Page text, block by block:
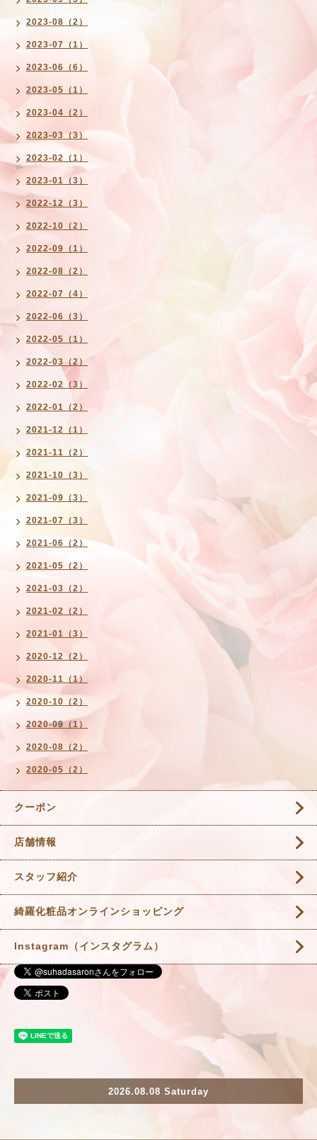
2023-08（2）
2023-07（1）
2023-06（6）
2023-05（1）
2023-04（2）
2023-03（3）
2023-02（1）
2023-01（3）
2022-12（3）
2022-10（2）
2022-09（1）
2022-08（2）
2022-07（4）
2022-06（3）
2022-05（1）
2022-03（2）
2022-02（3）
2022-01（2）
2021-12（1）
2021-11（2）
2021-10（3）
2021-09（3）
2021-07（3）
2021-06（2）
2021-05（2）
2021-03（2）
2021-02（2）
2021-01（3）
2020-12（2）
2020-11（1）
2020-10（2）
2020-09（1）
2020-08（2）
2020-05（2）
クーポン
店舗情報
スタッフ紹介
綺羅化粧品オンラインショッピング
Instagram（インスタグラム）
2026.08.08 Saturday